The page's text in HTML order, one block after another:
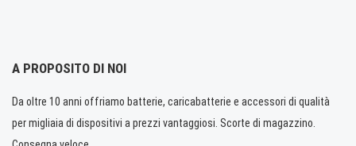
A PROPOSITO DI NOI
Da oltre 10 anni offriamo batterie, caricabatterie e accessori di qualità
per migliaia di dispositivi a prezzi vantaggiosi. Scorte di magazzino.